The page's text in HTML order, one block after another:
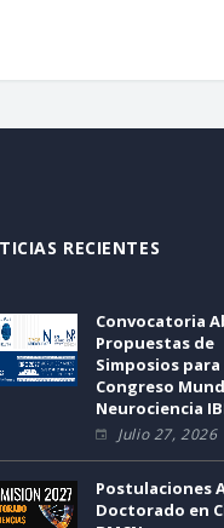
RECIENTES
Convocatoria
Propuestas de
Simposios para
Congreso
Neurociencia
Julio 27, 2026
Postulaciones
Doctorado en